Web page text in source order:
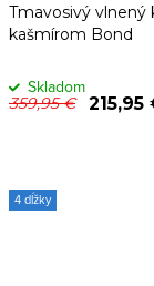
Tmavosivý vlnený
kašmírom Bond
359,95 € 215,95
Skladom
4 dĺžky